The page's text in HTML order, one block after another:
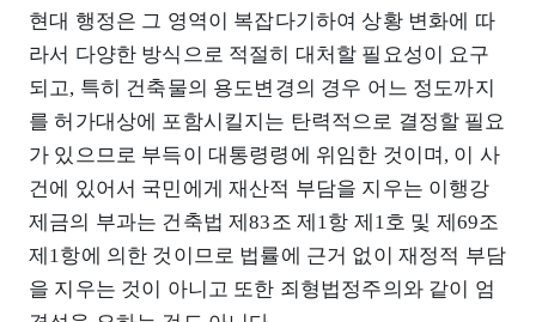
현대 행정은 그 영역이 복잡다기하여 상황 변화에 따
라서 다양한 방식으로 적절히 대처할 필요성이 요구
되고, 특히 건축물의 용도변경의 경우 어느 정도까지
를 허가대상에 포함시킬지는 탄력적으로 결정할 필요
가 있으므로 부득이 대통령령에 위임한 것이며, 이 사
건에 있어서 국민에게 재산적 부담을 지우는 이행강
제금의 부과는 건축법 제83조 제1항 제1호 및 제69조
제1항에 의한 것이므로 법률에 근거 없이 재정적 부담
을 지우는 것이 아니고 또한 죄형법정주의와 같이 엄